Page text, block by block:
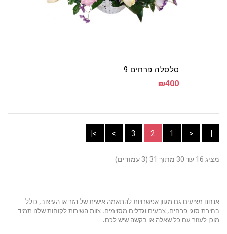
סלסלה פרחים 9
₪400
3
>
מציעים גם מגוון אפשרויות להתאמה אישית של הזר או העיצוב, כולל
סוגי פרחים, צבעים וגדלים מסוימים. צוות השירות לקוחות שלנו תמיד
לעזור עם כל שאלה או בקשה שיש לכם.